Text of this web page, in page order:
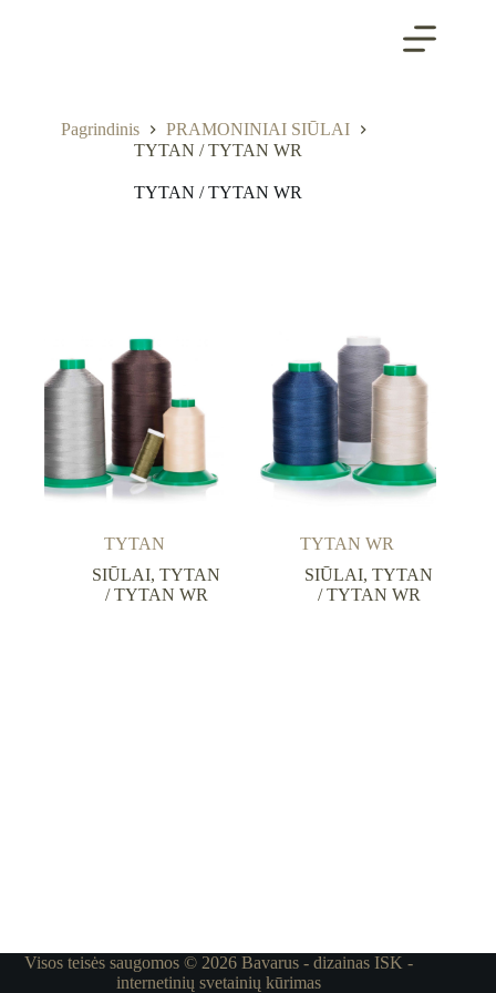
Pagrindinis
PRAMONINIAI SIŪLAI
TYTAN / TYTAN WR
TYTAN / TYTAN WR
TYTAN
SIŪLAI,TYTAN
/ TYTAN WR
TYTAN WR
SIŪLAI,TYTAN
/ TYTAN WR
Visos teisės saugomos © 2026 Bavarus - dizainas ISK -
internetinių svetainių kūrimas